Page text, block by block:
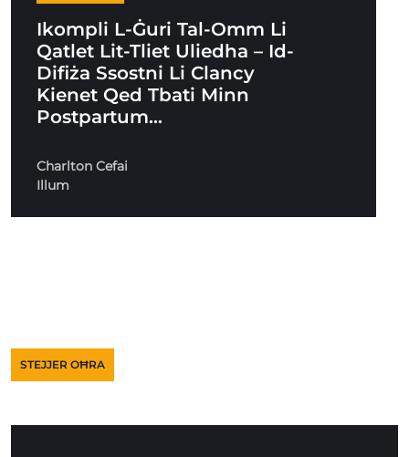
Ikompli L-Ġuri Tal-Omm Li
Qatlet Lit-Tliet Uliedha – Id-
Difiża Ssostni Li Clancy
Kienet Qed Tbati Minn
Postpartum…
Charlton Cefai
Illum
STEJJER OĦRA